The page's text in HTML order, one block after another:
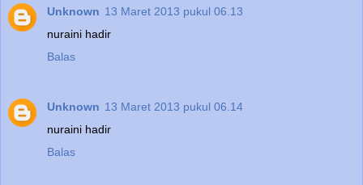
Unknown 13 Maret 2013 pukul 06.13
nuraini hadir
Balas
Unknown 13 Maret 2013 pukul 06.14
nuraini hadir
Balas